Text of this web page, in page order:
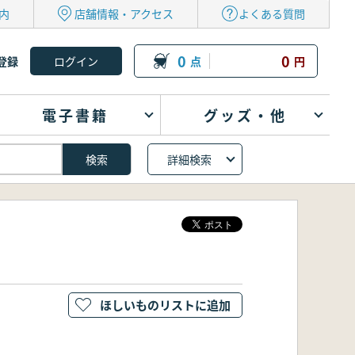
店舗情報・アクセス よくある質問
録 0 点 0 円
電子書籍 グッズ・他
詳細検索
ほしいものリストに追加